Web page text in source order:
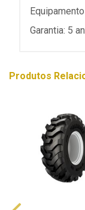
Garantia: 5
Produtos